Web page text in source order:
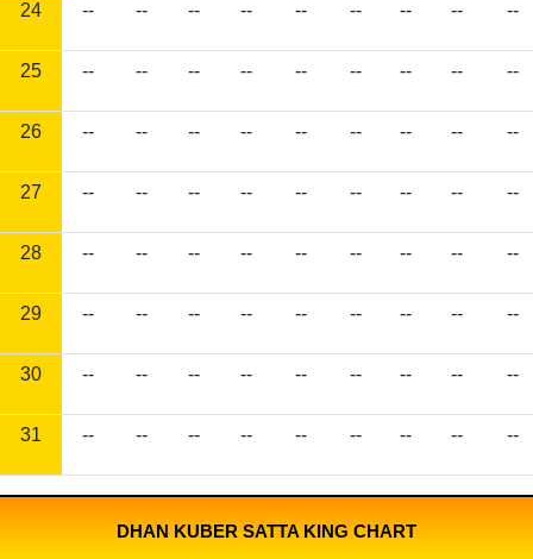
24 -- -- -- -- -- -- -- -- --
25 -- -- -- -- -- -- -- -- --
26 -- -- -- -- -- -- -- -- --
27 -- -- -- -- -- -- -- -- --
28 -- -- -- -- -- -- -- -- --
29 -- -- -- -- -- -- -- -- --
30 -- -- -- -- -- -- -- -- --
31 -- -- -- -- -- -- -- -- --
DHAN KUBER SATTA KING CHART